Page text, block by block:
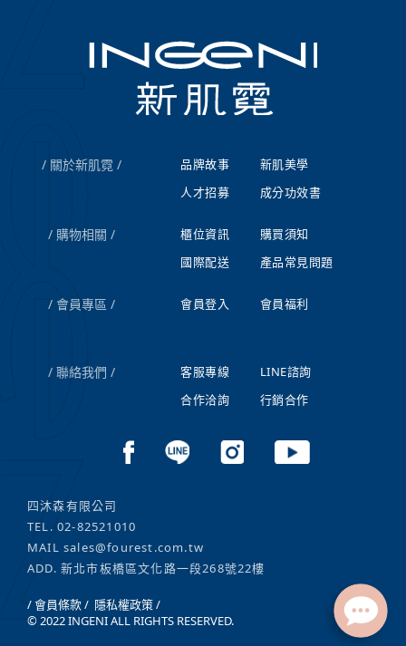
四沐森有限公司
TEL. 02-82521010
MAIL sales@fourest.com.tw
ADD. 新北市板橋區文化路一段268號22樓
關於新肌霓 品牌故事
新肌美學
人才招募
成分功效書
購物相關 櫃位資訊
購買須知
國際配送
產品常見問題
會員專區 會員登入 會員福利
聯絡我們 客服專線
LINE諮詢
合作洽詢
行銷合作
/ 會員條款 / 隱私權政策 /
© 2022 INGENI ALL RIGHTS RESERVED.